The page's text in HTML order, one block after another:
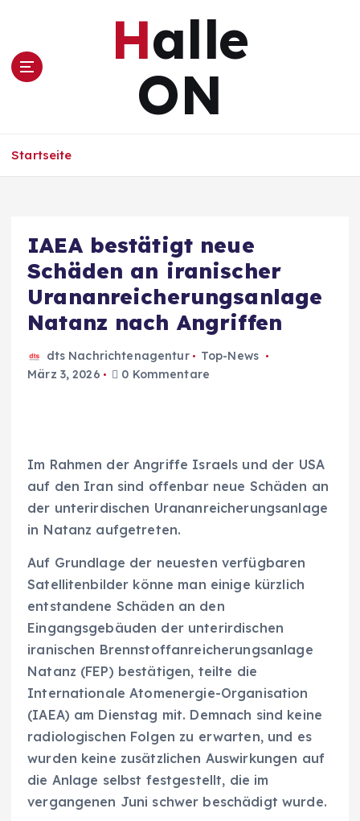
s
Halle
ON
Startseite
IAEA bestätigt neue
Schäden an iranischer
Urananreicherungsanlage
Natanz nach Angriffen
dts Nachrichtenagentur
Top-News
März 3, 2026
0 Kommentare
Im Rahmen der Angriffe Israels und der USA
auf den Iran sind offenbar neue Schäden an
der unterirdischen Urananreicherungsanlage
in Natanz aufgetreten.
Auf Grundlage der neuesten verfügbaren
Satellitenbilder könne man einige kürzlich
entstandene Schäden an den
Eingangsgebäuden der unterirdischen
iranischen Brennstoffanreicherungsanlage
Natanz (FEP) bestätigen, teilte die
Internationale Atomenergie-Organisation
(IAEA) am Dienstag mit. Demnach sind keine
radiologischen Folgen zu erwarten, und es
wurden keine zusätzlichen Auswirkungen auf
die Anlage selbst festgestellt, die im
vergangenen Juni schwer beschädigt wurde.